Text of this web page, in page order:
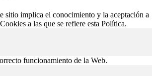
sitio implica el conocimiento y la aceptación a
a las que se refiere esta Política.
funcionamiento de la Web.